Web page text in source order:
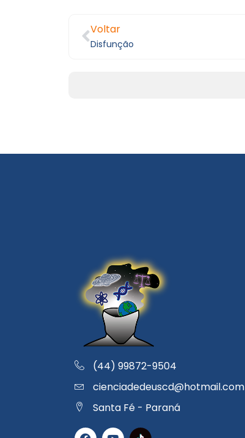
Voltar
Disfunção
(44) 99872-9504
cienciadedeuscd@hotmail.com
Santa Fé - Paraná